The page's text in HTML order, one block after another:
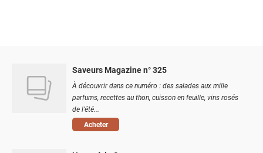
Saveurs Magazine n° 325
À découvrir dans ce numéro : des salades aux mille
parfums, recettes au thon, cuisson en feuille, vins rosés
de l'été...
Acheter